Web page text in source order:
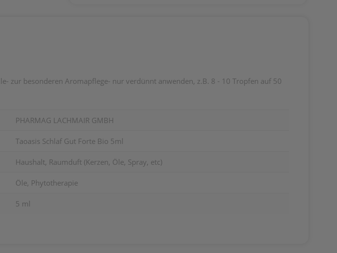
zur besonderen Aromapflege- nur verdünnt anwenden, z.B. 8 - 10 Tropfen auf 50
PHARMAG LACHMAIR GMBH
Taoasis Schlaf Gut Forte Bio 5ml
Haushalt, Raumduft (Kerzen, Öle, Spray, etc)
Öle, Phytotherapie
5 ml